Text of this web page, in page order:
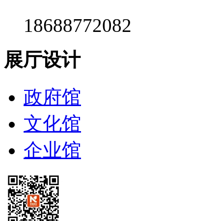
18688772082
展厅设计
政府馆
文化馆
企业馆